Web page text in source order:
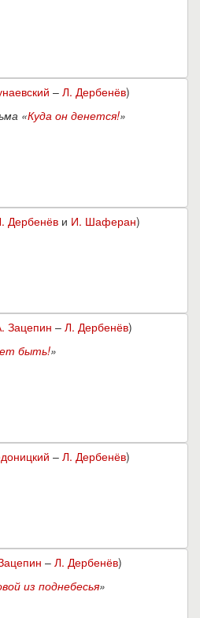
– Л. Дербенёв)
«Куда он денется!»
Дербенёв и И. Шаферан)
Зацепин – Л. Дербенёв)
быть!»
– Л. Дербенёв)
– Л. Дербенёв)
из поднебесья»